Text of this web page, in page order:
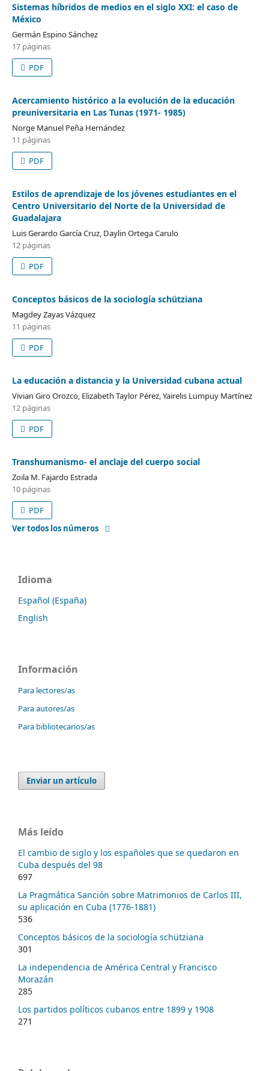
Sistemas híbridos de medios en el siglo XXI: el caso de
México
Germán Espino Sánchez
17 páginas
PDF
Acercamiento histórico a la evolución de la educación
preuniversitaria en Las Tunas (1971- 1985)
Norge Manuel Peña Hernández
11 páginas
PDF
Estilos de aprendizaje de los jóvenes estudiantes en el
Centro Universitario del Norte de la Universidad de
Guadalajara
Luis Gerardo García Cruz, Daylin Ortega Carulo
12 páginas
PDF
Conceptos básicos de la sociología schütziana
Magdey Zayas Vázquez
11 páginas
PDF
La educación a distancia y la Universidad cubana actual
Vivian Giro Orozco, Elizabeth Taylor Pérez, Yairelis Lumpuy Martínez
12 páginas
PDF
Transhumanismo- el anclaje del cuerpo social
Zoila M. Fajardo Estrada
10 páginas
PDF
Ver todos los números
Idioma
Español (España)
English
Información
Para lectores/as
Para autores/as
Para bibliotecarios/as
Enviar un artículo
Más leído
El cambio de siglo y los españoles que se quedaron en
Cuba después del 98
697
La Pragmática Sanción sobre Matrimonios de Carlos III,
su aplicación en Cuba (1776-1881)
536
Conceptos básicos de la sociología schütziana
301
La independencia de América Central y Francisco
Morazán
285
Los partidos políticos cubanos entre 1899 y 1908
271